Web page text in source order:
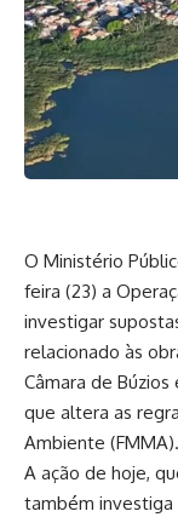
O Ministério
feira (23) a
investigar
relacionado às
Câmara de
que altera as
Ambiente (FMMA).
A ação de hoje,
também investiga